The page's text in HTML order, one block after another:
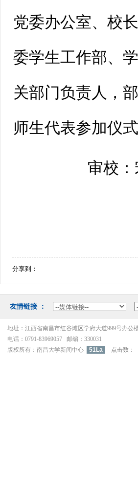
党委办公室、校
委学生工作部、
关部门负责人，
师生代表参加仪式
审校
分享到：
友情链接：
地址：江西省南昌市红谷滩区学府大道999号办公
电话：0791-83969057邮编：330031
版权所有：南昌大学新闻中心
51La 点击数：